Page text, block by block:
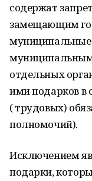
содержат
замещающим
муниципальные
отдельных
ими подарков в
( трудовых)
полномочий).
Исключением
подарки,